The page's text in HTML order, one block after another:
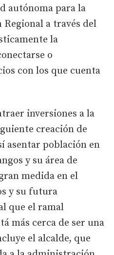
autónoma para la
a través del
la
o
con los que cuenta
inversiones a la
creación de
asentar población en
y su área de
medida en el
y su futura
que el ramal
más cerca de ser una
el alcalde, que